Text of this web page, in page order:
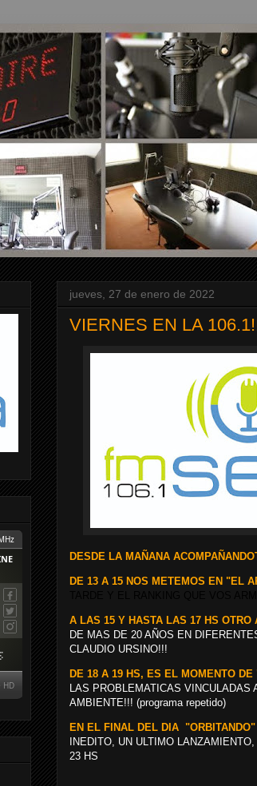
jueves, 27 de enero de 2022
VIERNES EN LA
DESDE LA MAÑANA
DE 13 A 15 NOS METEMOS EN "EL
A LAS 15 Y HASTA LAS 17 HS
DE MAS DE 20 AÑOS EN
CLAUDIO URSINO!!!
DE 18 A 19 HS, ES EL MOMENTO
LAS PROBLEMATICAS
AMBIENTE!!! (programa repetido)
EN EL FINAL DEL DIA "ORBITANDO"
INEDITO, UN ULTIMO
23 HS